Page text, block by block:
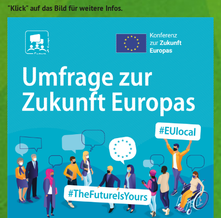
"Klick" auf das Bild für weitere Infos.